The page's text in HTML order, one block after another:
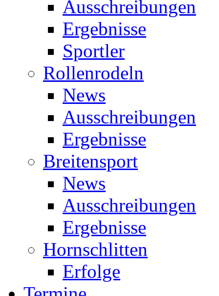
Ausschreibungen
Ergebnisse
Sportler
Rollenrodeln
News
Ausschreibungen
Ergebnisse
Breitensport
News
Ausschreibungen
Ergebnisse
Hornschlitten
Erfolge